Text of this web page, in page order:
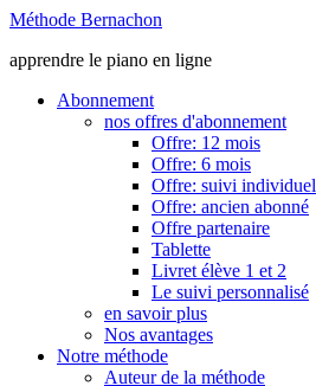
Méthode Bernachon
apprendre le piano en ligne
Abonnement
nos offres d'abonnement
Offre: 12 mois
Offre: 6 mois
Offre: suivi individuel
Offre: ancien abonné
Offre partenaire
Tablette
Livret élève 1 et 2
Le suivi personnalisé
en savoir plus
Nos avantages
Notre méthode
Auteur de la méthode